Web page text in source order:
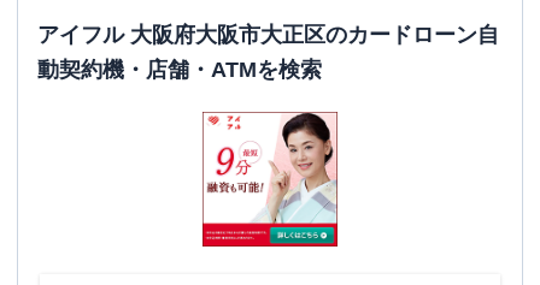
アイフル 大阪府大阪市大正区のカードローン自
動契約機・店舗・ATMを検索